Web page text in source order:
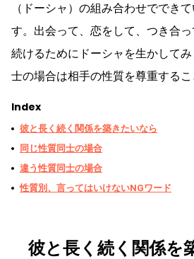
（ドーシャ）の組み合わせででき
す。出会って、恋をして、つき合
続けるためにドーシャを生かして
士の場合は相手の性質を尊重するこ
Index
彼と長く続く関係を築きたいなら
同じ性質同士の場合
違う性質同士の場合
性質別、言ってはいけないNGワード
彼と長く続く関係を